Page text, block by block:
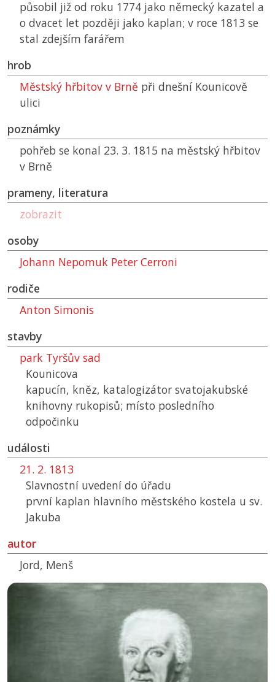
působil již od roku 1774 jako německý kazatel a
o dvacet let později jako kaplan; v roce 1813 se
stal zdejším farářem
hrob
Městský hřbitov v Brně při dnešní Kounicově
ulici
poznámky
pohřeb se konal 23. 3. 1815 na městský hřbitov
v Brně
prameny, literatura
zobrazit
osoby
Johann Nepomuk Peter Cerroni
rodiče
Anton Simonis
stavby
park Tyršův sad
Kounicova
kapucín, kněz, katalogizátor svatojakubské
knihovny rukopisů; místo posledního
odpočinku
události
21. 2. 1813
Slavnostní uvedení do úřadu
první kaplan hlavního městského kostela u sv.
Jakuba
autor
Jord, Menš